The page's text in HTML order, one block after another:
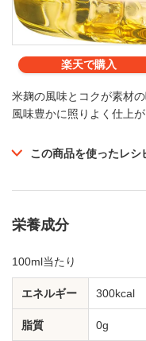
楽天で購入
米麹の風味とコクが素材の
風味豊かに照りよく仕上が
この商品を使ったレシ
栄養成分
100ml当たり
エネルギー 300kcal
脂質 0g